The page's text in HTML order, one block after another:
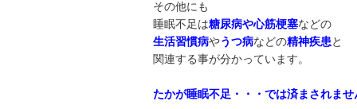
その他にも
睡眠不足は糖尿病や心筋梗塞などの
生活習慣病やうつ病などの精神疾患と
関連する事が分かっています。
たかが睡眠不足・・・では済まされませ